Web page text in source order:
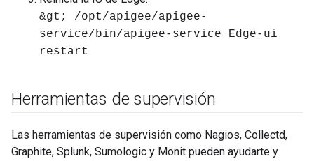
&gt; /opt/apigee/apigee-
service/bin/apigee-service Edge-ui
restart
Herramientas de supervisión
Las herramientas de supervisión como Nagios, Collectd,
Graphite, Splunk, Sumologic y Monit pueden ayudarte y